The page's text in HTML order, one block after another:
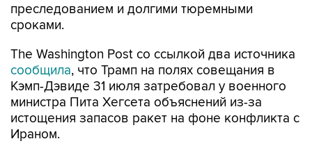
преследованием и долгими тюремными
сроками.
The Washington Post со ссылкой два источника
сообщила, что Трамп на полях совещания в
Кэмп-Дэвиде 31 июля затребовал у военного
министра Пита Хегсета объяснений из-за
истощения запасов ракет на фоне конфликта с
Ираном.